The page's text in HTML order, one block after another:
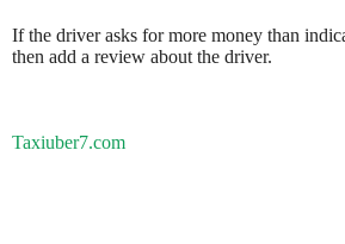
If the driver asks for more money than
then add a review about the driver.
Taxiuber7.com